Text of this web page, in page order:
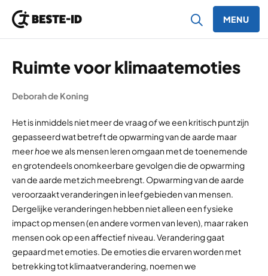
MENU
Ruimte voor klimaatemoties
Deborah de Koning
Het is inmiddels niet meer de vraagofwe een kritisch punt zijn
gepasseerd wat betreft de opwarming van de aarde maar
meerhoewe als mensen leren omgaan met de toenemende
en grotendeels onomkeerbare gevolgen die de opwarming
van de aarde met zich meebrengt. Opwarming van de aarde
veroorzaakt veranderingen in leefgebieden van mensen.
Dergelijke veranderingen hebben niet alleen een fysieke
impact op mensen (en andere vormen van leven), maar raken
mensen ook op een affectief niveau. Verandering gaat
gepaard met emoties. De emoties die ervaren worden met
betrekking tot klimaatverandering, noemen we